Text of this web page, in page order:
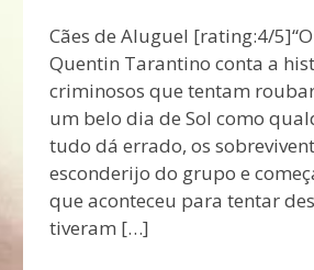
Cães de Aluguel [rating:4/
Quentin Tarantino conta a
criminosos que tentam
um belo dia de Sol como
tudo dá errado, os
esconderijo do grupo e
que aconteceu para tentar
tiveram […]